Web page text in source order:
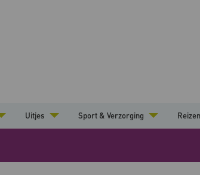
Uitjes Sport & Verzorging